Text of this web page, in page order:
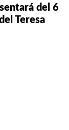
del 6
Teresa